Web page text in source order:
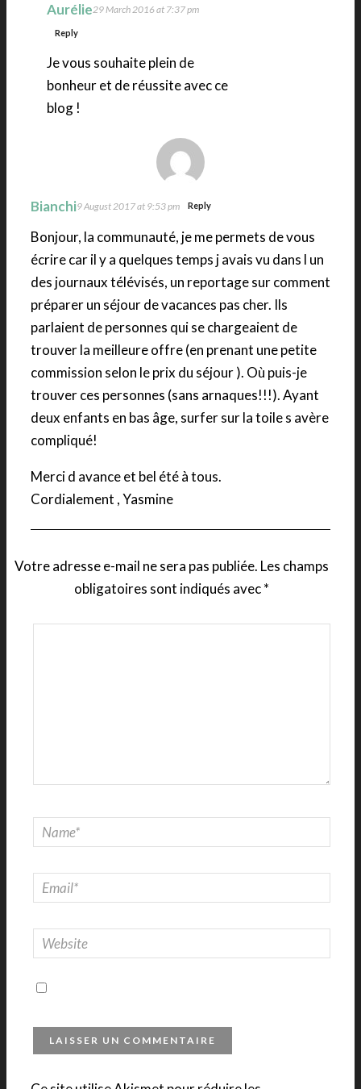
Aurélie29 March 2016 at 7:37 pm
Reply
Je vous souhaite plein de
bonheur et de réussite avec ce
blog !
Bianchi9 August 2017 at 9:53 pm Reply
Bonjour, la communauté, je me permets de vous
écrire car il y a quelques temps j avais vu dans l un
des journaux télévisés, un reportage sur comment
préparer un séjour de vacances pas cher. Ils
parlaient de personnes qui se chargeaient de
trouver la meilleure offre (en prenant une petite
commission selon le prix du séjour ). Où puis-je
trouver ces personnes (sans arnaques!!!). Ayant
deux enfants en bas âge, surfer sur la toile s avère
compliqué!
Merci d avance et bel été à tous.
Cordialement , Yasmine
Votre adresse e-mail ne sera pas publiée. Les champs
obligatoires sont indiqués avec*